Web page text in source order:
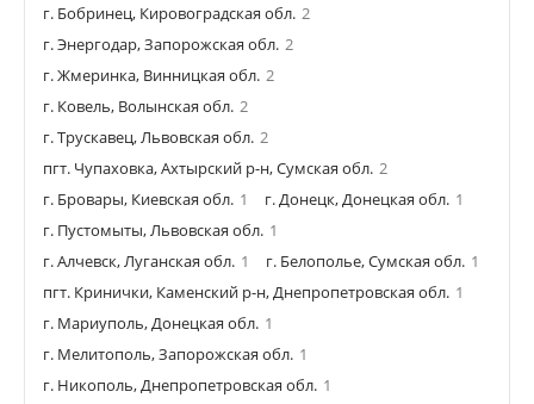
г. Бобринец, Кировоградская обл. 2
г. Энергодар, Запорожская обл. 2
г. Жмеринка, Винницкая обл. 2
г. Ковель, Волынская обл. 2
г. Трускавец, Львовская обл. 2
пгт. Чупаховка, Ахтырский р-н, Сумская обл. 2
г. Бровары, Киевская обл. 1 г. Донецк, Донецкая обл. 1
г. Пустомыты, Львовская обл. 1
г. Алчевск, Луганская обл. 1 г. Белополье, Сумская обл. 1
пгт. Кринички, Каменский р-н, Днепропетровская обл. 1
г. Мариуполь, Донецкая обл. 1
г. Мелитополь, Запорожская обл. 1
г. Никополь, Днепропетровская обл. 1